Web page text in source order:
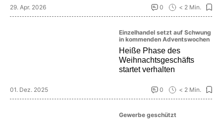
29. Apr. 2026 0 < 2 Min.
Einzelhandel setzt auf Schwung
in kommenden Adventswochen
Heiße Phase des
Weihnachtsgeschäfts
startet verhalten
01. Dez. 2025 0 < 2 Min.
Gewerbe geschützt